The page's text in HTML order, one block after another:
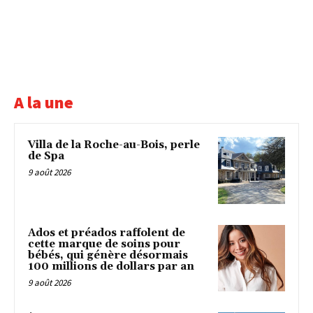
A la une
Villa de la Roche-au-Bois, perle
de Spa
9 août 2026
Ados et préados raffolent de
cette marque de soins pour
bébés, qui génère désormais
100 millions de dollars par an
9 août 2026